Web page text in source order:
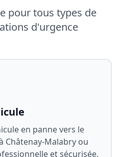
pour tous types de
d'urgence
en panne vers le
Châtenay-Malabry ou
et sécurisée.